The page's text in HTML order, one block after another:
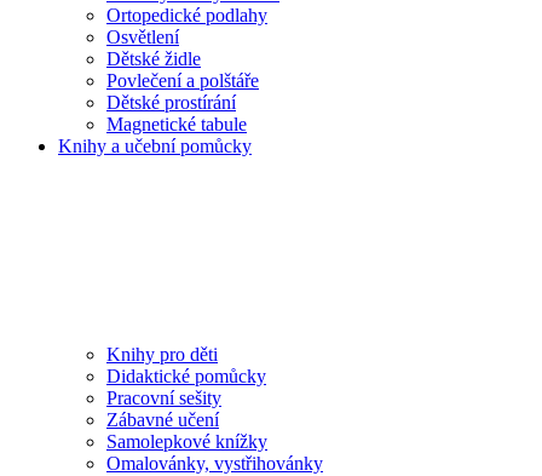
Ortopedické podlahy
Osvětlení
Dětské židle
Povlečení a polštáře
Dětské prostírání
Magnetické tabule
Knihy a učební pomůcky
Knihy pro děti
Didaktické pomůcky
Pracovní sešity
Zábavné učení
Samolepkové knížky
Omalovánky, vystřihovánky